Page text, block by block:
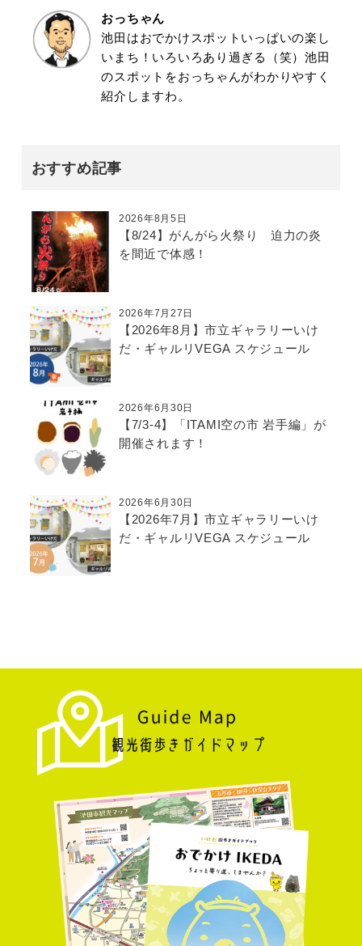
おっちゃん
池田はおでかけスポットいっぱいの楽し
いまち！いろいろあり過ぎる（笑）池田
のスポットをおっちゃんがわかりやすく
紹介しますわ。
おすすめ記事
2026年8月5日
【8/24】がんがら火祭り 迫力の炎
を間近で体感！
2026年7月27日
【2026年8月】市立ギャラリーいけ
だ・ギャルリVEGA スケジュール
2026年6月30日
【7/3-4】「ITAMI空の市 岩手編」が
開催されます！
2026年6月30日
【2026年7月】市立ギャラリーいけ
だ・ギャルリVEGA スケジュール